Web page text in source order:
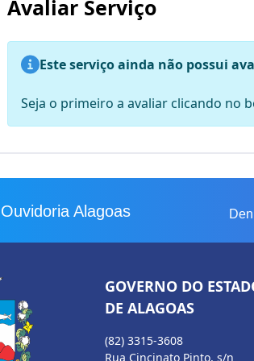
Avaliar Serviço
Este serviço ainda não possui
Seja o primeiro a avaliar clicando no
Ouvidoria Alagoas
GOVERNO DO
DE ALAGOAS
(82) 3315-3608
Rua Cincinato Pinto, s/n